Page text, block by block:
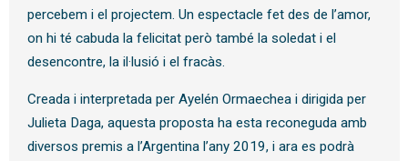
percebem i el projectem. Un espectacle fet des de l’amor,
on hi té cabuda la felicitat però també la soledat i el
desencontre, la il·lusió i el fracàs.
Creada i interpretada per Ayelén Ormaechea i dirigida per
Julieta Daga, aquesta proposta ha esta reconeguda amb
diversos premis a l’Argentina l’any 2019, i ara es podrà